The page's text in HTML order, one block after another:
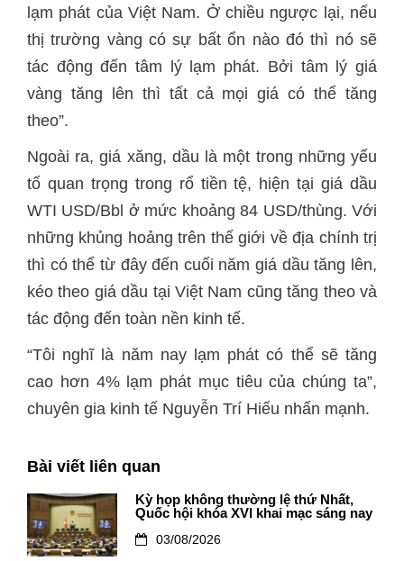
lạm phát của Việt Nam. Ở chiều ngược lại, nếu
thị trường vàng có sự bất ổn nào đó thì nó sẽ
tác động đến tâm lý lạm phát. Bởi tâm lý giá
vàng tăng lên thì tất cả mọi giá có thể tăng
theo”.
Ngoài ra, giá xăng, dầu là một trong những yếu
tố quan trọng trong rổ tiền tệ, hiện tại giá dầu
WTI USD/Bbl ở mức khoảng 84 USD/thùng. Với
những khủng hoảng trên thế giới về địa chính trị
thì có thể từ đây đến cuối năm giá dầu tăng lên,
kéo theo giá dầu tại Việt Nam cũng tăng theo và
tác động đến toàn nền kinh tế.
“Tôi nghĩ là năm nay lạm phát có thể sẽ tăng
cao hơn 4% lạm phát mục tiêu của chúng ta”,
chuyên gia kinh tế Nguyễn Trí Hiếu nhấn mạnh.
Bài viết liên quan
Kỳ họp không thường lệ thứ Nhất,
Quốc hội khóa XVI khai mạc sáng nay
03/08/2026